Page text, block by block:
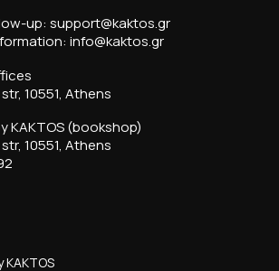
up: support@kaktos.gr
info@kaktos.gr
10551, Athens
KAKTOS (bookshop)
10551, Athens